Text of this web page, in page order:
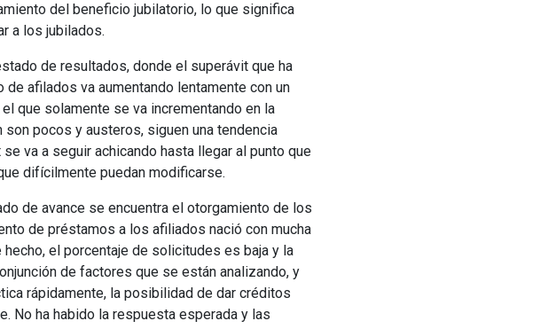
del beneficio jubilatorio, lo que significa
a los jubilados.
de resultados, donde el superávit que ha
afilados va aumentando lentamente con un
que solamente se va incrementando en la
pocos y austeros, siguen una tendencia
va a seguir achicando hasta llegar al punto que
difícilmente puedan modificarse.
de avance se encuentra el otorgamiento de los
de préstamos a los afiliados nació con mucha
el porcentaje de solicitudes es baja y la
de factores que se están analizando, y
rápidamente, la posibilidad de dar créditos
No ha habido la respuesta esperada y las